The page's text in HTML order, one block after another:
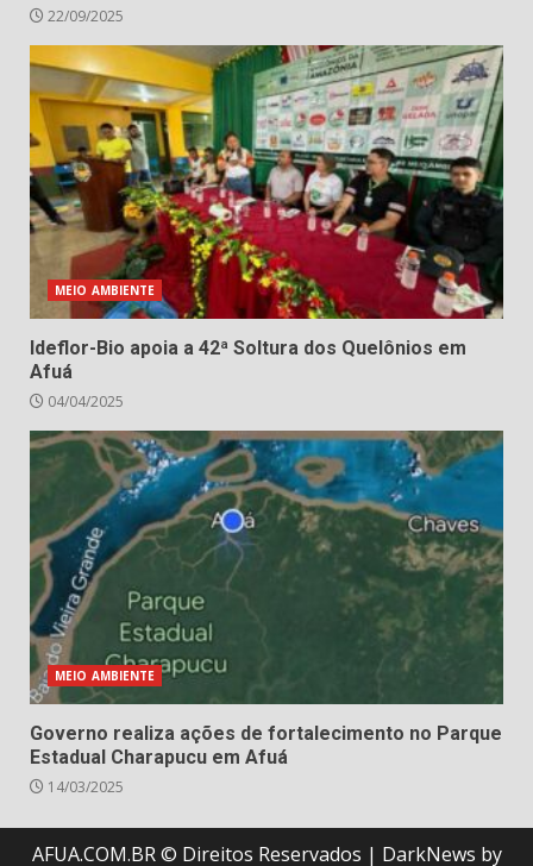
22/09/2025
MEIO AMBIENTE
Ideflor-Bio apoia a 42ª Soltura dos Quelônios em
Afuá
04/04/2025
MEIO AMBIENTE
Governo realiza ações de fortalecimento no Parque
Estadual Charapucu em Afuá
14/03/2025
AFUA.COM.BR © Direitos Reservados | DarkNews by